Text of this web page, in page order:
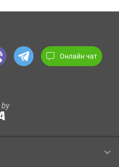
Онлайн чат